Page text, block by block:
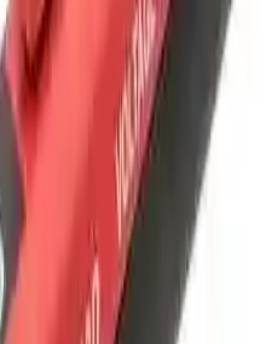
doğru araçların kullanımını
AC Voltaj Gerilim
biridir. Güvenli ve pratik
yanındaki en değerli
aracı değil güvenliğinizi